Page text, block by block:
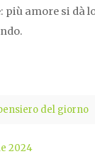
amore si dà
del giorno
2024